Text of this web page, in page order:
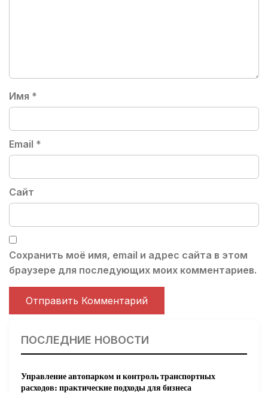
Имя *
Email *
Сайт
Сохранить моё имя, email и адрес сайта в этом
браузере для последующих моих комментариев.
ПОСЛЕДНИЕ НОВОСТИ
Управление автопарком и контроль транспортных
расходов: практические подходы для бизнеса